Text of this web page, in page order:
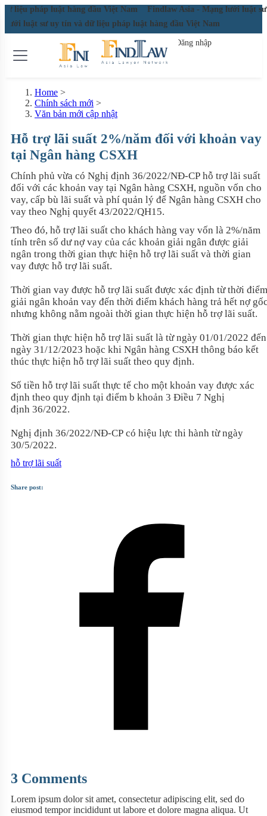
luật hàng đầu Việt NamFindlaw Asia - Mạng lưới luật sư uy tín
luật sư uy tín và dữ liệu pháp luật hàng đầu Việt Nam
Đăng nhập
Home >
Chính sách mới >
Văn bản mới cập nhật
Hỗ trợ lãi suất 2%/năm đối với khoản vay
tại Ngân hàng CSXH
Chính phủ vừa có Nghị định 36/2022/NĐ-CP hỗ trợ lãi suất
đối với các khoản vay tại Ngân hàng CSXH, nguồn vốn cho
vay, cấp bù lãi suất và phí quản lý để Ngân hàng CSXH cho
vay theo Nghị quyết 43/2022/QH15.
Theo đó, hỗ trợ lãi suất cho khách hàng vay vốn là 2%/năm
tính trên số dư nợ vay của các khoản giải ngân được giải
ngân trong thời gian thực hiện hỗ trợ lãi suất và thời gian
vay được hỗ trợ lãi suất.
Thời gian vay được hỗ trợ lãi suất được xác định từ thời điểm
giải ngân khoản vay đến thời điểm khách hàng trả hết nợ
nhưng không nằm ngoài thời gian thực hiện hỗ trợ lãi suất.
Thời gian thực hiện hỗ trợ lãi suất là từ ngày 01/01/2022 đến
ngày 31/12/2023 hoặc khi Ngân hàng CSXH thông báo kết
thúc thực hiện hỗ trợ lãi suất theo quy định.
Số tiền hỗ trợ lãi suất thực tế cho một khoản vay được xác
định theo quy định tại điểm b khoản 3 Điều 7 Nghị
định 36/2022.
Nghị định 36/2022/NĐ-CP có hiệu lực thi hành từ ngày
30/5/2022.
hỗ trợ lãi suất
Share post:
3 Comments
Lorem ipsum dolor sit amet, consectetur adipiscing elit, sed do
eiusmod tempor incididunt ut labore et dolore magna aliqua. Ut